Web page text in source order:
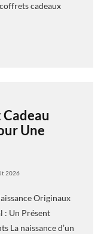
cadeaux
Une
2026
Originaux
: Un Présent
La naissance d’un